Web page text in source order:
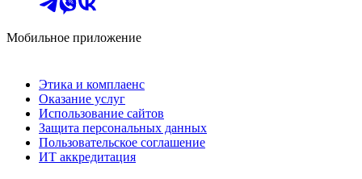
Мобильное приложение
Этика и комплаенс
Оказание услуг
Использование сайтов
Защита персональных данных
Пользовательское соглашение
ИТ аккредитация